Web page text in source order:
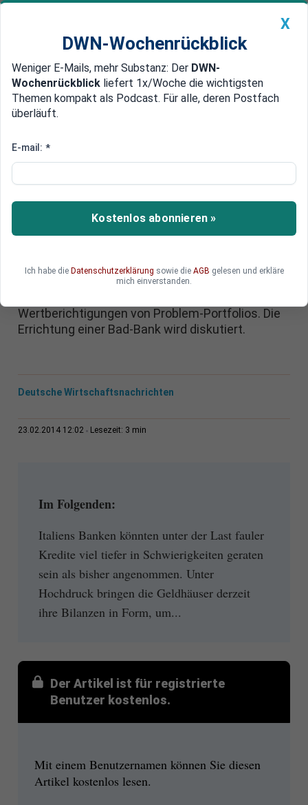
Newsticker MEIN DWN: Geldanlage Premium
Edelmetalle DWN-Magazin China
Italien braucht Bad Bank
EZB-Stresstest enthüllt riesige
Kapital-Lücken bei italienischen
Banken
Durch Aufräumarbeiten vor dem EZB-Stresstest
Banken zutage. Der Gesamtbetrag der faulen
Kredite steigt auf ein Rekordniveau von 156
Wertberichtigungen von Problem-Portfolios. Die
Errichtung einer Bad-Bank wird diskutiert.
Deutsche Wirtschaftsnachrichten
23.02.2014 12:02 Lesezeit: 3 min
Im Folgenden:
Italiens Banken könnten unter der Last fauler
Kredite viel tiefer in Schwierigkeiten geraten
sein als bisher angenommen. Unter
Hochdruck bringen die Geldhäuser derzeit
ihre Bilanzen in Form, um...
Der Artikel ist für registrierte
Benutzer kostenlos.
Mit einem Benutzernamen können Sie diesen
Artikel kostenlos lesen.
X
DWN-Wochenrückblick
Weniger E-Mails, mehr Substanz: Der DWN-
Wochenrückblick liefert 1x/Woche die wichtigsten
Themen kompakt als Podcast. Für alle, deren Postfach
überläuft.
E-mail: *
Kostenlos abonnieren »
Ich habe die Datenschutzerklärung sowie die AGB gelesen und erkläre
mich einverstanden.